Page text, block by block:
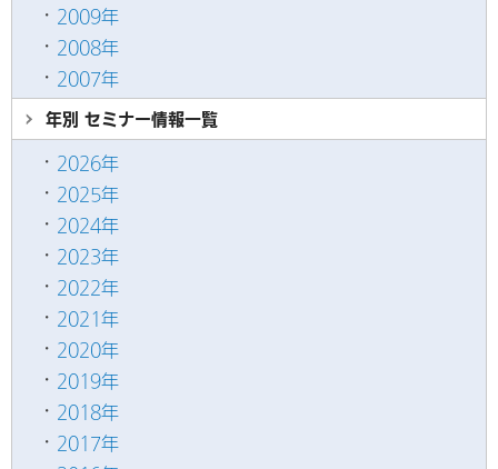
2009年
2008年
2007年
年別 セミナー情報一覧
2026年
2025年
2024年
2023年
2022年
2021年
2020年
2019年
2018年
2017年